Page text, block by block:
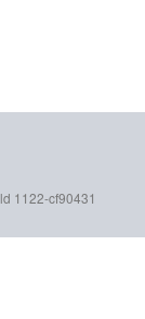
1122-cf90431